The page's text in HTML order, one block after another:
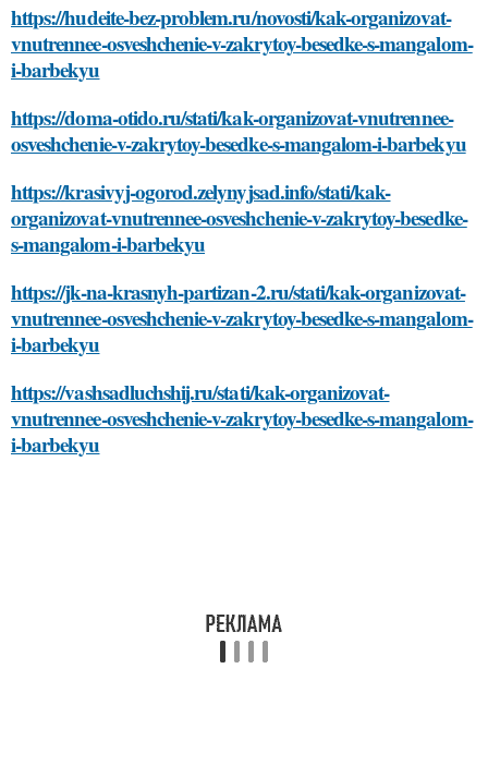
https://hudeite-bez-problem.ru/novosti/kak-organizovat-
vnutrennee-osveshchenie-v-zakrytoy-besedke-s-mangalom-
i-barbekyu
https://doma-otido.ru/stati/kak-organizovat-vnutrennee-
osveshchenie-v-zakrytoy-besedke-s-mangalom-i-barbekyu
https://krasivyj-ogorod.zelynyjsad.info/stati/kak-
organizovat-vnutrennee-osveshchenie-v-zakrytoy-besedke-
s-mangalom-i-barbekyu
https://jk-na-krasnyh-partizan-2.ru/stati/kak-organizovat-
vnutrennee-osveshchenie-v-zakrytoy-besedke-s-mangalom-
i-barbekyu
https://vashsadluchshij.ru/stati/kak-organizovat-
vnutrennee-osveshchenie-v-zakrytoy-besedke-s-mangalom-
i-barbekyu